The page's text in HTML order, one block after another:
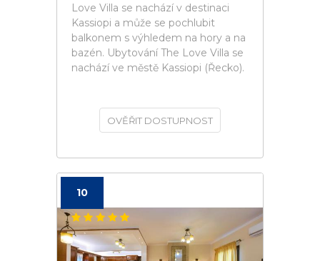
Love Villa se nachází v destinaci
Kassiopi a může se pochlubit
balkonem s výhledem na hory a na
bazén. Ubytování The Love Villa se
nachází ve městě Kassiopi (Řecko).
OVĚŘIT DOSTUPNOST
10